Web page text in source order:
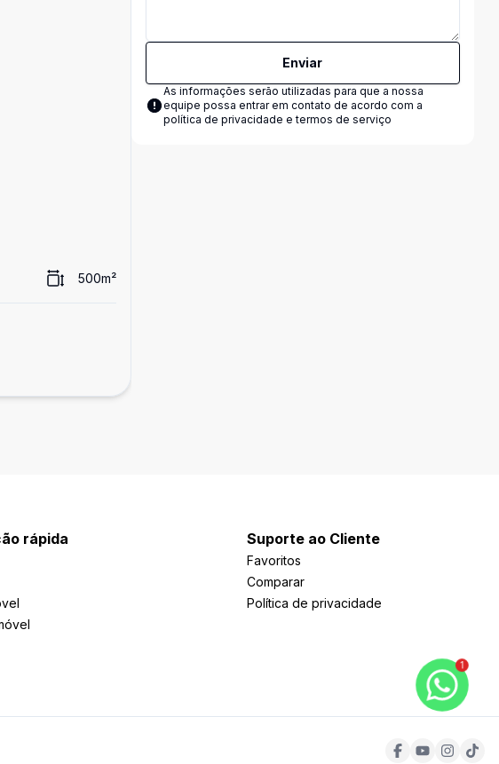
500m²
Enviar
As informações serão utilizadas para que a nossa
equipe possa entrar em contato de acordo com a
política de privacidade e termos de serviço
rápida Suporte ao Cliente
Favoritos
Comparar
Política de privacidade
1